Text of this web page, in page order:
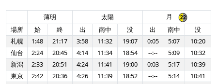
薄明 太陽
月
場所
始 終 出 南中 没 出 南中
没
札幌
1:48 21:17 3:58 11:32 19:07 0:05 5:07
10:20
仙台
2:24 20:45 4:14 11:34 18:54 --:-- 5:09
10:32
新潟
2:33 20:51 4:24 11:41 19:00 0:03 5:17
10:39
東京
2:42 20:36 4:26 11:39 18:52 --:-- 5:14
10:41